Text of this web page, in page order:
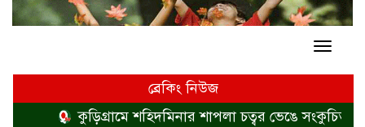
ব্রেকিং নিউজ
কুড়িগ্রামে শহিদমিনার শাপলা চত্বর ভেঙে সংকুচিত